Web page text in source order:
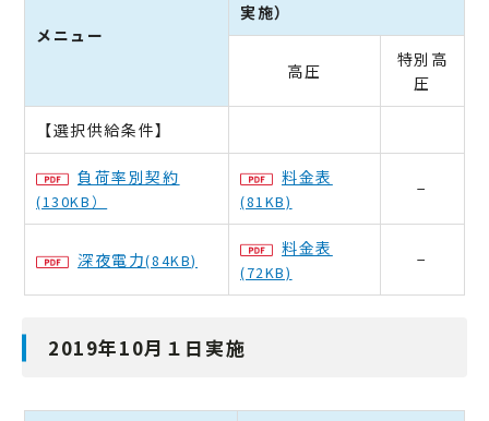
メニュー
実施）
高圧
特別高
圧
【選択供給条件】
負荷率別契約
(130KB）
料金表
(81KB)
−
深夜電力(84KB)
料金表
(72KB)
−
2019年10月１日実施